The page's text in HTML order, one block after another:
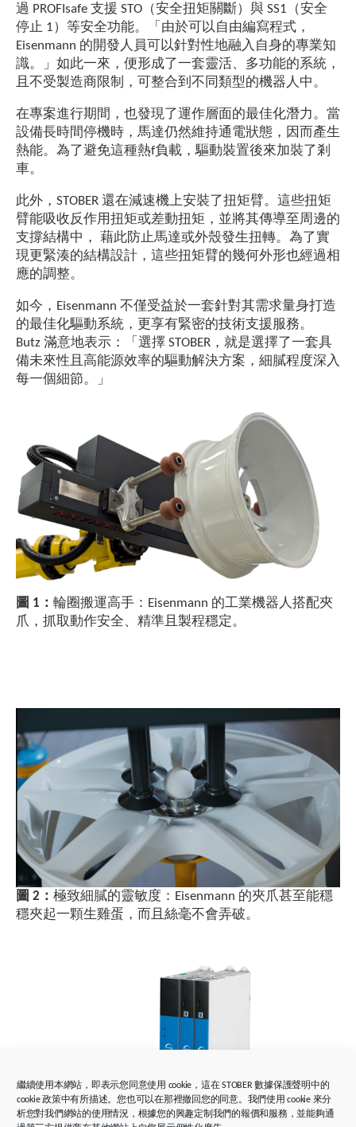
繼續使用本網站，即表示您同意使用 cookie，這在 STOBER 數據保護聲明中的
cookie 政策中有所描述。您也可以在那裡撤回您的同意。我們使用 cookie 來分
析您對我們網站的使用情況，根據您的興趣定制我們的報價和服務，並能夠通
過 PROFIsafe 支援 STO（安全扭矩關斷）與 SS1（安全
停止 1）等安全功能。「由於可以自由編寫程式，
Eisenmann 的開發人員可以針對性地融入自身的專業知
識。」如此一來，便形成了一套靈活、多功能的系統，
且不受製造商限制，可整合到不同類型的機器人中。
在專案進行期間，也發現了運作層面的最佳化潛力。當
設備長時間停機時，馬達仍然維持通電狀態，因而產生
熱能。為了避免這種熱f負載，驅動裝置後來加裝了剎
車。
此外，STOBER 還在減速機上安裝了扭矩臂。這些扭矩
臂能吸收反作用扭矩或差動扭矩，並將其傳導至周邊的
支撐結構中， 藉此防止馬達或外殼發生扭轉。為了實
現更緊湊的結構設計，這些扭矩臂的幾何外形也經過相
應的調整。
如今，Eisenmann 不僅受益於一套針對其需求量身打造
的最佳化驅動系統，更享有緊密的技術支援服務。
Butz 滿意地表示：「選擇 STOBER，就是選擇了一套具
備未來性且高能源效率的驅動解決方案，細膩程度深入
每一個細節。」
圖 1： 輪圈搬運高手：Eisenmann 的工業機器人搭配夾
爪，抓取動作安全、精準且製程穩定。
圖 2： 極致細膩的靈敏度：Eisenmann 的夾爪甚至能穩
穩夾起一顆生雞蛋，而且絲毫不會弄破。